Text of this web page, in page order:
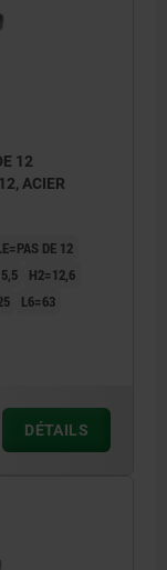
12
ACIER
DE 12
H2=12,6
L6=63
DÉTAILS